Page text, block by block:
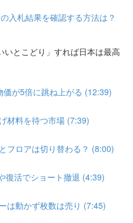
入札結果を確認する方法は？
いとこどり」すれば日本は最高
が5倍に跳ね上がる (12:39)
材料を待つ市場 (7:39)
フロアは切り替わる？ (8:00)
復活でショート撤退 (4:39)
は動かず枚数は売り (7:45)